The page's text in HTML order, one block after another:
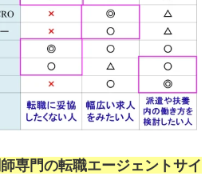
専門の転職エージェントサイ